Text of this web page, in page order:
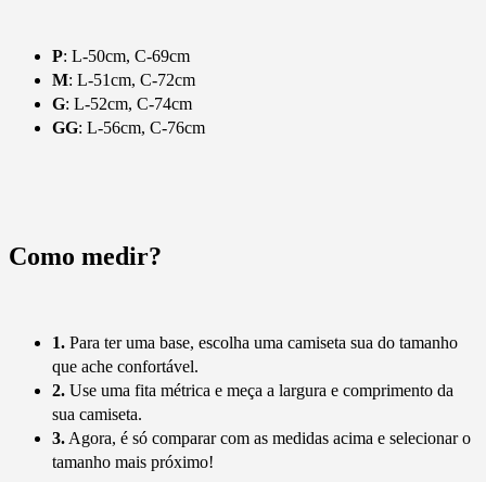
P: L-50cm, C-69cm
M: L-51cm, C-72cm
G: L-52cm, C-74cm
GG: L-56cm, C-76cm
Como medir?
1. Para ter uma base, escolha uma camiseta sua do tamanho
que ache confortável.
2. Use uma fita métrica e meça a largura e comprimento da
sua camiseta.
3. Agora, é só comparar com as medidas acima e selecionar o
tamanho mais próximo!